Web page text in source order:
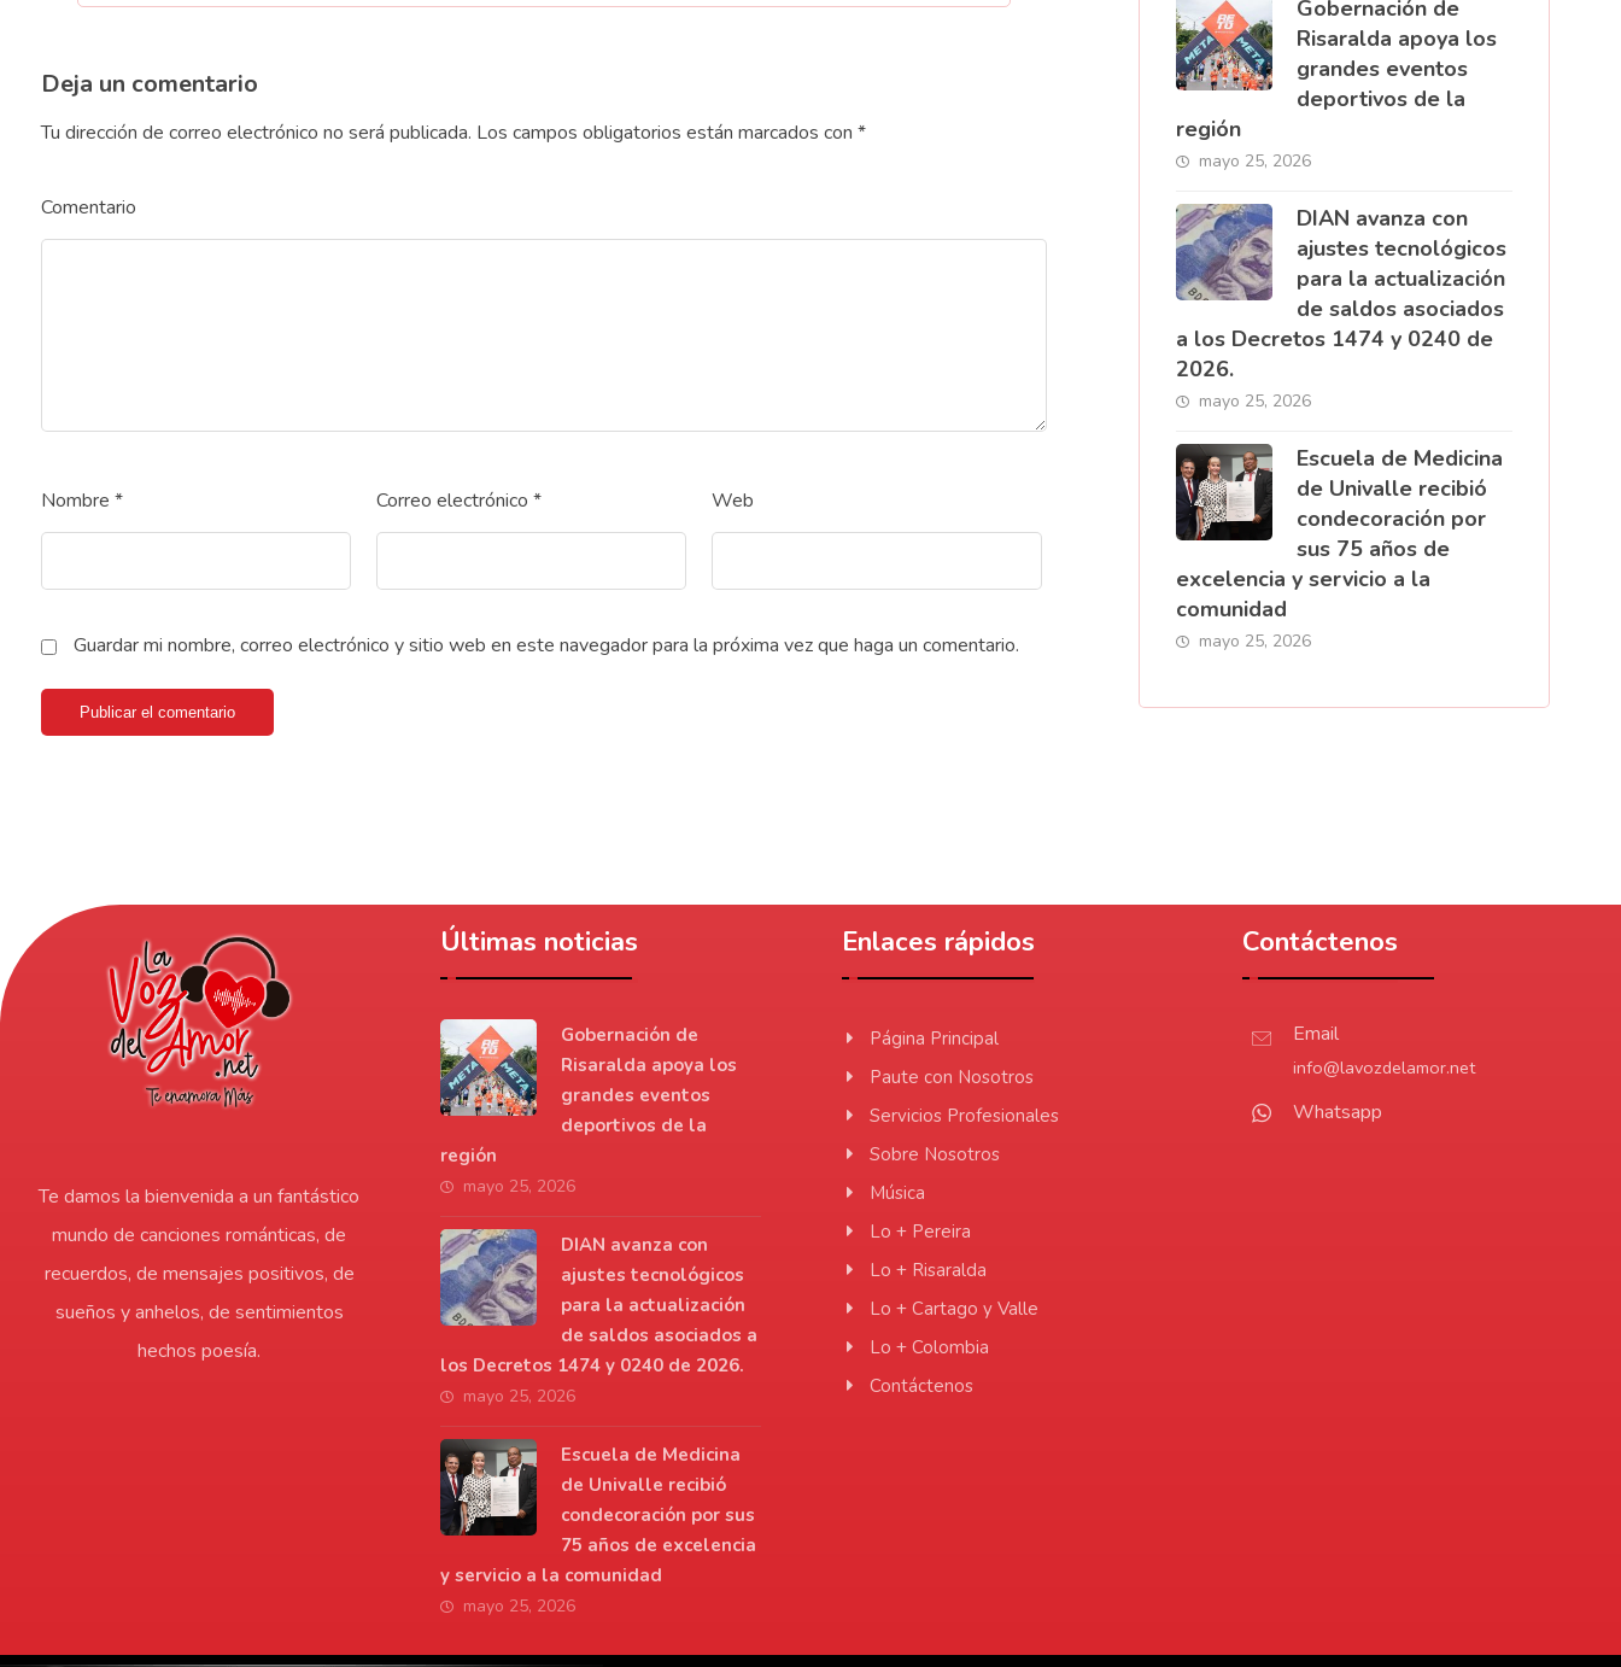
Deja un comentario
Tu dirección de correo electrónico no será publicada. Los campos obligatorios están marcados con *
Comentario
Nombre * Correo electrónico * Web
Guardar mi nombre, correo electrónico y sitio web en este navegador para la próxima vez que haga un comentario.
Publicar el comentario
Gobernación de
Risaralda apoya los
grandes eventos
deportivos de la
región
mayo 25, 2026
DIAN avanza con
ajustes tecnológicos
para la actualización
de saldos asociados
a los Decretos 1474 y 0240 de
2026.
mayo 25, 2026
Escuela de Medicina
de Univalle recibió
condecoración por
sus 75 años de
excelencia y servicio a la
comunidad
mayo 25, 2026
Te damos la bienvenida a un fantástico
mundo de canciones románticas, de
recuerdos, de mensajes positivos, de
sueños y anhelos, de sentimientos
hechos poesía.
Últimas noticias
Gobernación de
Risaralda apoya los
grandes eventos
deportivos de la
región
mayo 25, 2026
DIAN avanza con
ajustes tecnológicos
para la actualización
de saldos asociados a
los Decretos 1474 y 0240 de 2026.
mayo 25, 2026
Escuela de Medicina
de Univalle recibió
condecoración por sus
75 años de excelencia
y servicio a la comunidad
mayo 25, 2026
Enlaces rápidos
Página Principal
Paute con Nosotros
Servicios Profesionales
Sobre Nosotros
Música
Lo + Pereira
Lo + Risaralda
Lo + Cartago y Valle
Lo + Colombia
Contáctenos
Contáctenos
Email
info@lavozdelamor.net
Whatsapp